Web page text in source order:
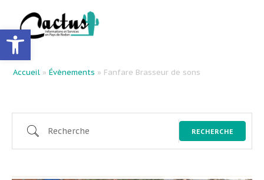
Ouvrir la barre d’outils
Accueil »Évènements » Fanfare Brasseur de sons
RECHERCHE